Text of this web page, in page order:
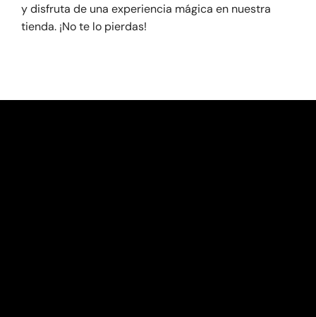
y disfruta de una experiencia mágica en nuestra
tienda. ¡No te lo pierdas!